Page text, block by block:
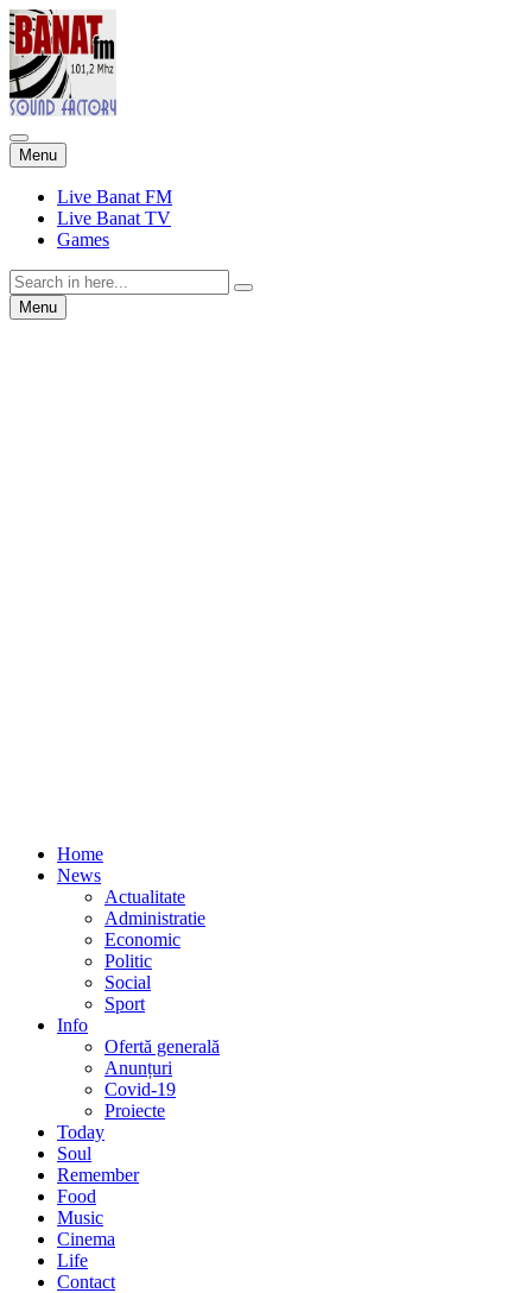
Menu Skip
to
content
Live Banat FM
Live Banat TV
Games
Search
for:Menu Skip
to
Home
News
Actualitate
Administratie
Economic
Politic
Social
Sport
Info
Ofertă generală
Anunțuri
Covid-19
Proiecte
Today
Soul
Remember
Food
Music
Cinema
Life
Contact